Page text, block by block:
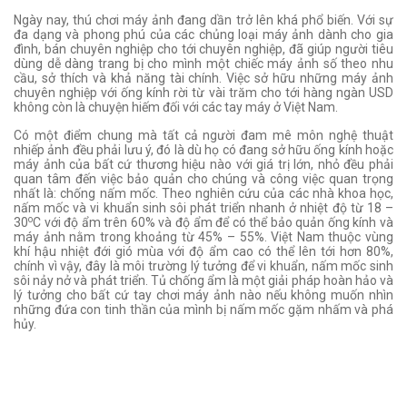
Ngày nay, thú chơi máy ảnh đang dần trở lên khá phổ biến. Với sự
đa dạng và phong phú của các chủng loại máy ảnh dành cho gia
đình, bán chuyên nghiệp cho tới chuyên nghiệp, đã giúp người tiêu
dùng dễ dàng trang bị cho mình một chiếc máy ảnh số theo nhu
cầu, sở thích và khả năng tài chính. Việc sở hữu những máy ảnh
chuyên nghiệp với ống kính rời từ vài trăm cho tới hàng ngàn USD
không còn là chuyện hiếm đối với các tay máy ở Việt Nam.
Có một điểm chung mà tất cả người đam mê môn nghệ thuật
nhiếp ảnh đều phải lưu ý, đó là dù họ có đang sở hữu ống kính hoặc
máy ảnh của bất cứ thương hiệu nào với giá trị lớn, nhỏ đều phải
quan tâm đến việc bảo quản cho chúng và công việc quan trọng
nhất là: chống nấm mốc. Theo nghiên cứu của các nhà khoa học,
nấm mốc và vi khuẩn sinh sôi phát triển nhanh ở nhiệt độ từ 18 –
30oC với độ ẩm trên 60% và độ ẩm để có thể bảo quản ống kính và
máy ảnh nằm trong khoảng từ 45% – 55%. Việt Nam thuộc vùng
khí hậu nhiệt đới gió mùa với độ ẩm cao có thể lên tới hơn 80%,
chính vì vậy, đây là môi trường lý tưởng để vi khuẩn, nấm mốc sinh
sôi nảy nở và phát triển. Tủ chống ẩm là một giải pháp hoàn hảo và
lý tưởng cho bất cứ tay chơi máy ảnh nào nếu không muốn nhìn
những đứa con tinh thần của mình bị nấm mốc gặm nhấm và phá
hủy.